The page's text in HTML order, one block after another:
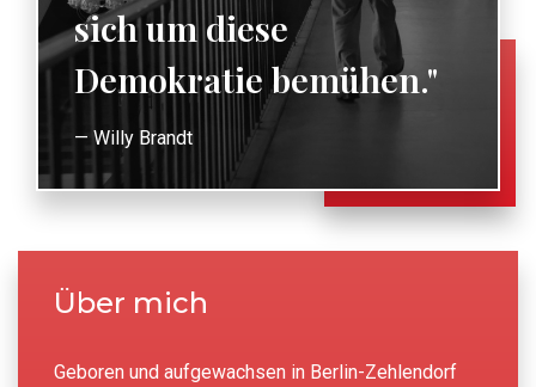
sich um diese
Demokratie bemühen."
— Willy Brandt
Über mich
Geboren und aufgewachsen in Berlin-Zehlendorf